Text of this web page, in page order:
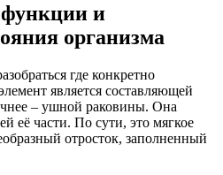
и
организма
где конкретно
является составляющей
– ушной раковины. Она
её части. По сути, это мягкое
отросток, заполненный